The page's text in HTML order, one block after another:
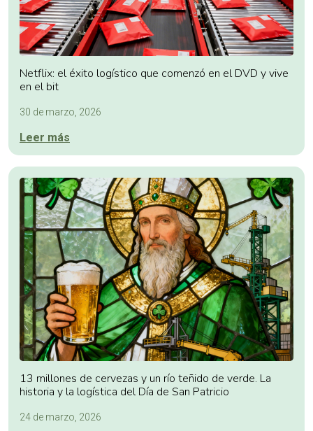
Netflix: el éxito logístico que comenzó en el DVD y vive
en el bit
30 de marzo, 2026
Leer más
13 millones de cervezas y un río teñido de verde. La
historia y la logística del Día de San Patricio
24 de marzo, 2026